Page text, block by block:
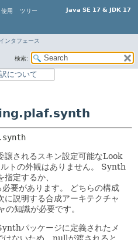
Java SE 17 & JDK 17
使用 ツリー
ンタフェース
検索:
について
されるスキン設定可能なLook
トの外観はありません。
Synth
指定するか、
要があります。
どちらの構成
に説明する合成アーキテクチャ
知識が必要です。
パッケージに定義されたメ